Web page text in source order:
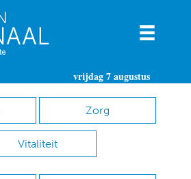
vrijdag 7 augustus
Zorg
Vitaliteit